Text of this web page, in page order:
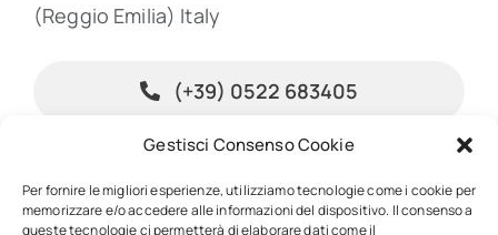
Gestisci Consenso Cookie
Per fornire le migliori esperienze, utilizziamo tecnologie come i cookie per
memorizzare e/o accedere alle informazioni del dispositivo. Il consenso a
queste tecnologie ci permetterà di elaborare dati come il
(Reggio Emilia) Italy
(+39) 0522 683405